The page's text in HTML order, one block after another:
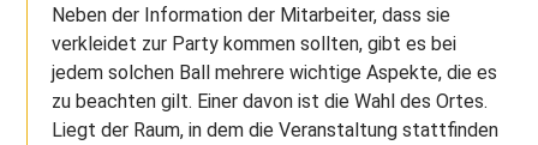
Neben der Information der Mitarbeiter, dass sie
verkleidet zur Party kommen sollten, gibt es bei
jedem solchen Ball mehrere wichtige Aspekte, die es
zu beachten gilt. Einer davon ist die Wahl des Ortes.
Liegt der Raum, in dem die Veranstaltung stattfinden